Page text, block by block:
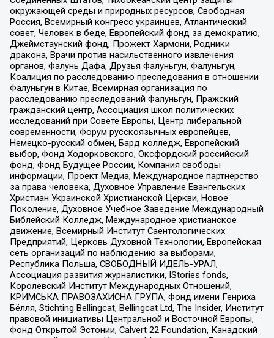
окружающей среды и природных ресурсов, Свободная
Россия, Всемирный конгресс украинцев, Атлантический
совет, Человек в беде, Европейский фонд за демократию,
Джеймстаунский фонд, Прожект Хармони, Родники
дракона, Врачи против насильственного извлечения
органов, Фалунь Дафа, Друзья Фалуньгун, Фалуньгун,
Коалиция по расследованию преследования в отношении
Фалуньгун в Китае, Всемирная организация по
расследованию преследований Фалуньгун, Пражский
гражданский центр, Ассоциация школ политических
исследований при Совете Европы, Центр либеральной
современности, Форум русскоязычных европейцев,
Немецко-русский обмен, Бард колледж, Европейский
выбор, Фонд Ходорковского, Оксфордский российский
фонд, Фонд Будущее России, Компания свободы
информации, Проект Медиа, Международное партнерство
за права человека, Духовное Управление Евангельских
Христиан Украинской Христианской Церкви, Новое
Поколение, Духовное Учебное Заведение Международный
Библейский Колледж, Международное христианское
движение, Всемирный Институт Саентологических
Предприятий, Церковь Духовной Технологии, Европейская
сеть организаций по наблюдению за выборами,
Республика Польша, СВОБОДНЫЙ ИДЕЛЬ-УРАЛ,
Ассоциация развития журналистики, IStories fonds,
Королевский Институт Международных Отношений,
КРИМСЬКА ПРАВОЗАХИСНА ГРУПА, Фонд имени Генриха
Бёлля, Stichting Bellingcat, Bellingcat Ltd, The Insider, Институт
правовой инициативы Центральной и Восточной Европы,
Фонд Открытой Эстонии, Calvert 22 Foundation, Канадский